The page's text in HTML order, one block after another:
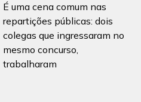
É uma cena comum nas
repartições públicas: dois
colegas que ingressaram no
mesmo concurso,
trabalharam